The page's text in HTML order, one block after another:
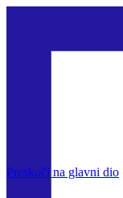
Preskoči na glavni dio